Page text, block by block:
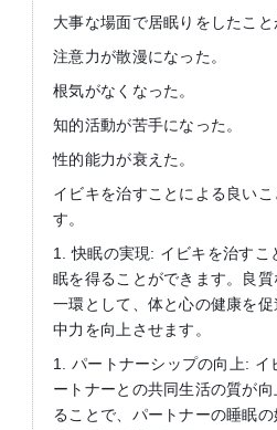
大事な場面で居眠りをしたこと
注意力が散漫になった。
根気がなくなった。
知的活動が苦手になった。
性的能力が衰えた。
イビキを治すことによる良い
す。
1. 快眠の実現: イビキを治すこ
眠を得ることができます。良
一環として、体と心の健康を
中力を向上させます。
1. パートナーシップの向上: イ
ートナーとの共同生活の質が
ることで、パートナーの睡眠